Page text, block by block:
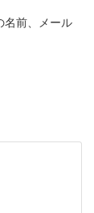
名前、メール